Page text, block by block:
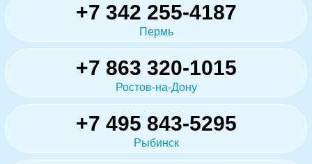
+7 342 255-4187
Пермь
+7 863 320-1015
Ростов-на-Дону
+7 495 843-5295
Рыбинск